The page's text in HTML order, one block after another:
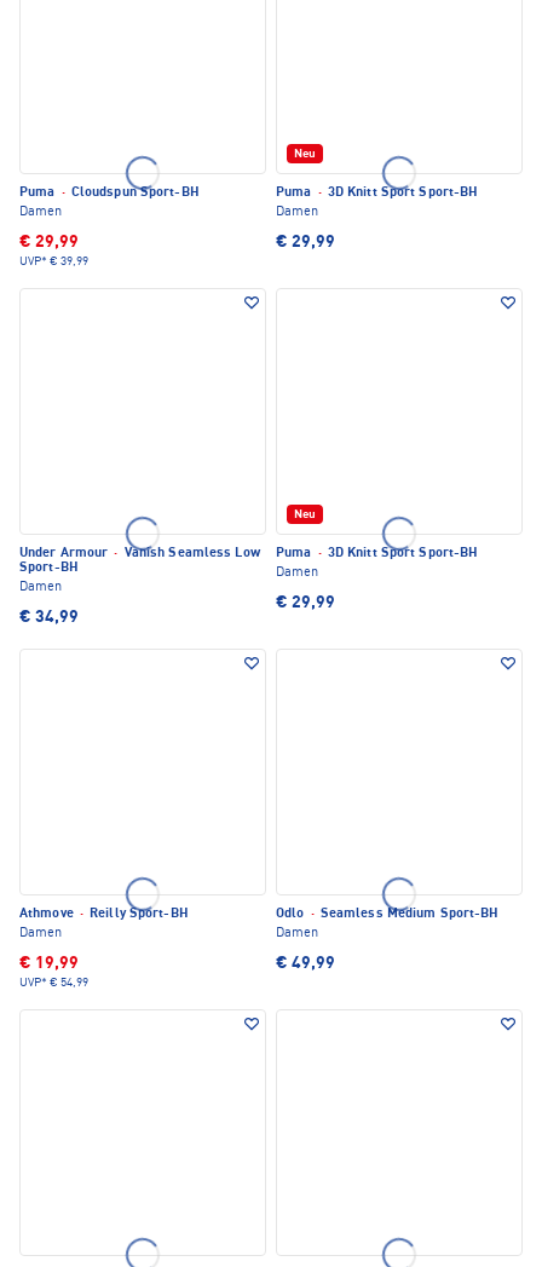
Puma · Cloudspun Sport-BH
Damen
€ 29,99
UVP* € 39,99
Neu
Puma · 3D Knitt Sport Sport-BH
Damen
€ 29,99
Under Armour · Vanish Seamless Low
Sport-BH
Damen
€ 34,99
Neu
Puma · 3D Knitt Sport Sport-BH
Damen
€ 29,99
Athmove · Reilly Sport-BH
Damen
€ 19,99
UVP* € 54,99
Odlo · Seamless Medium Sport-BH
Damen
€ 49,99